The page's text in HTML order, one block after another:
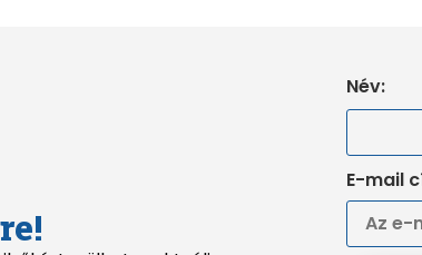
Név:
E-mail